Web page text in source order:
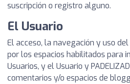
suscripción o registro alguno.
El Usuario
El acceso, la navegación y uso
por los espacios habilitados para
Usuarios, y el Usuario y
comentarios y/o espacios de